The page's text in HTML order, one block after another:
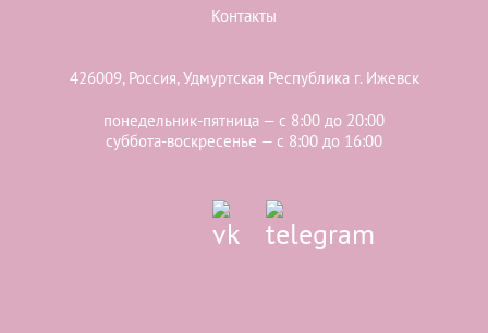
Контакты
426009, Россия, Удмуртская Республика г. Ижевск
понедельник-пятница — с 8:00 до 20:00
суббота-воскресенье — с 8:00 до 16:00